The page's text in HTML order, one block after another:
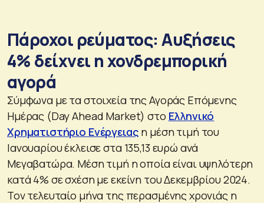
Πάροχοι ρεύματος: Αυξήσεις
4% δείχνει η χονδρεμπορική
αγορά
Σύμφωνα με τα στοιχεία της Αγοράς Επόμενης
Ημέρας (Day Ahead Market) στο Ελληνικό
Χρηματιστήριο Ενέργειας η μέση τιμή του
Ιανουαρίου έκλεισε στα 135,13 ευρώ ανά
Μεγαβατώρα. Μέση τιμή η οποία είναι υψηλότερη
κατά 4% σε σχέση με εκείνη του Δεκεμβρίου 2024.
Τον τελευταίο μήνα της περασμένης χρονιάς η